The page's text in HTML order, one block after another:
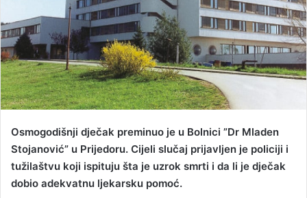
i
l
Osmogodišnji dječak preminuo je u Bolnici ”Dr Mladen
Stojanović” u Prijedoru. Cijeli slučaj prijavljen je policiji i
tužilaštvu koji ispituju šta je uzrok smrti i da li je dječak
dobio adekvatnu ljekarsku pomoć.